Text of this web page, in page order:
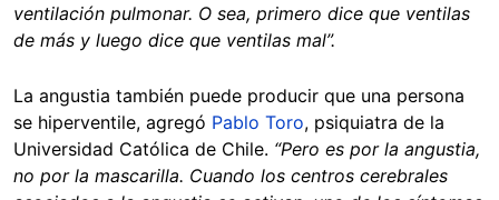
ventilación pulmonar. O sea, primero dice que ventilas
de más y luego dice que ventilas mal”.
La angustia también puede producir que una persona
se hiperventile, agregó Pablo Toro, psiquiatra de la
Universidad Católica de Chile. “Pero es por la angustia,
no por la mascarilla. Cuando los centros cerebrales